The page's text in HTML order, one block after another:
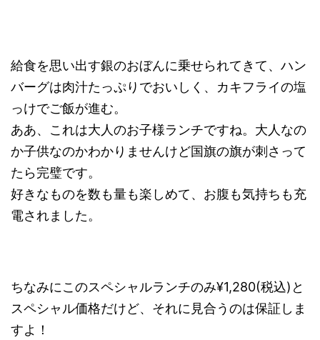
給食を思い出す銀のおぼんに乗せられてきて、ハン
バーグは肉汁たっぷりでおいしく、カキフライの塩
っけでご飯が進む。
ああ、これは大人のお子様ランチですね。大人なの
か子供なのかわかりませんけど国旗の旗が刺さって
たら完璧です。
好きなものを数も量も楽しめて、お腹も気持ちも充
電されました。
ちなみにこのスペシャルランチのみ¥1,280(税込)と
スペシャル価格だけど、それに見合うのは保証しま
すよ！